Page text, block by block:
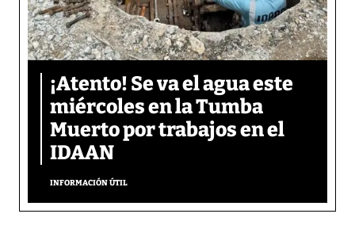
¡Atento! Se va el agua este
miércoles en la Tumba
Muerto por trabajos en el
IDAAN
INFORMACIÓN ÚTIL